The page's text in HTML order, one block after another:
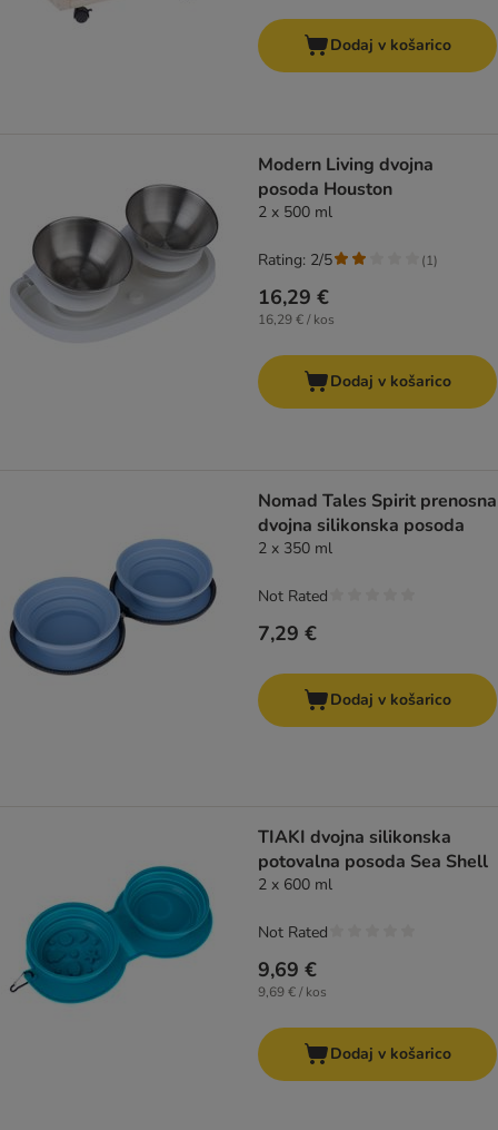
Dodaj v košarico
Modern Living dvojna
posoda Houston
2 x 500 ml
16,29 €
16,29 € / kos
Rating: 2/5 (1)
Dodaj v košarico
Nomad Tales Spirit prenosna
dvojna silikonska posoda
2 x 350 ml
7,29 €
Not Rated
Dodaj v košarico
TIAKI dvojna silikonska
potovalna posoda Sea Shell
2 x 600 ml
9,69 €
9,69 € / kos
Not Rated
Dodaj v košarico